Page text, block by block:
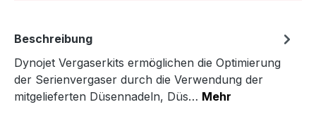
Beschreibung
Dynojet Vergaserkits ermöglichen die Optimierung
der Serienvergaser durch die Verwendung der
mitgelieferten Düsennadeln, Düs… Mehr